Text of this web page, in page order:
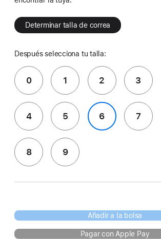
Determinar talla de correa
Después selecciona tu talla:
0 1 2 3
4 5 6 7
8 9
Añadir a la bolsa
Pagar con Apple Pay